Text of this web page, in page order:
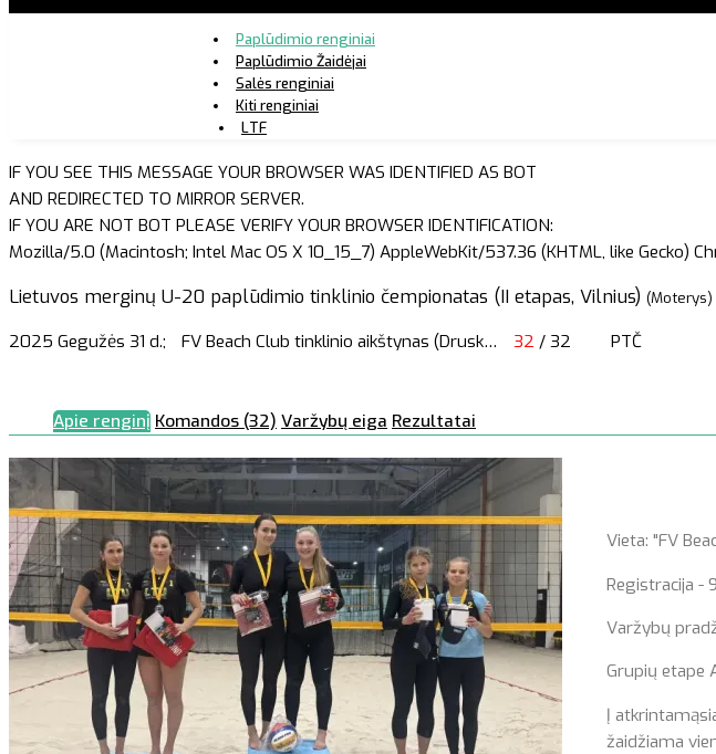
Paplūdimio renginiai
Paplūdimio Žaidėjai
Salės renginiai
Kiti renginiai
LTF
IF YOU SEE THIS MESSAGE YOUR BROWSER WAS IDENTIFIED AS BOT
AND REDIRECTED TO MIRROR SERVER.
IF YOU ARE NOT BOT PLEASE VERIFY YOUR BROWSER IDENTIFICATION:
Mozilla/5.0 (Macintosh; Intel Mac OS X 10_15_7) AppleWebKit/537.36 (KHTML, like Gecko)
Lietuvos merginų U-20 paplūdimio tinklinio čempionatas (II etapas, Vilnius) (Moterys)
2025 Gegužės 31 d.; FV Beach Club tinklinio aikštynas (Drusk… 32 / 32 PTČ
Apie renginį Komandos (32) Varžybų eiga Rezultatai
Vieta: "FV
Registracija -
Varžybų
Grupių etape
Į
žaidžiama